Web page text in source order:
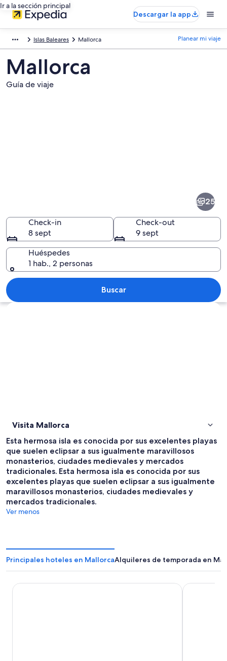
Ir a la sección principal
Descargar la app
Islas Baleares Mallorca Planear mi viaje
Mallorca
Guía de viaje
Una catedral histórica con
25
Check-in
8 sept
Check-out
9 sept
Huéspedes
1 hab., 2 personas
Buscar
Ver mapa
Visita Mallorca
Esta hermosa isla es conocida por sus excelentes playas
que suelen eclipsar a sus igualmente maravillosos
monasterios, ciudades medievales y mercados
tradicionales. Esta hermosa isla es conocida por sus
excelentes playas que suelen eclipsar a sus igualmente
maravillosos monasterios, ciudades medievales y
mercados tradicionales.
Ver menos
Principales hoteles en MallorcaAlquileres de temporada en
Hotel Isla Mallorca & Spa Grupotel